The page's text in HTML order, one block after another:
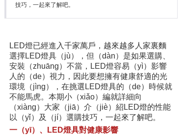
技巧，一起來了解吧。
LED燈已經進入千家萬戶，越來越多人家裏麵
選擇LED燈具（jù），但（dàn）是如果選購、
安裝（zhuāng）不當，LED燈容易（yì）影響
人的（de）視力，因此要想擁有健康舒適的光
環境（jìng），在挑選LED燈具的（de）時候就
不能馬虎。本期小（xiǎo）編就詳細向
（xiàng）大家（jiā）介（jiè）紹LED燈的性能
以（yǐ）及（jí）選購技巧，一起來了解吧。
一（yī）、LED燈具對健康影響